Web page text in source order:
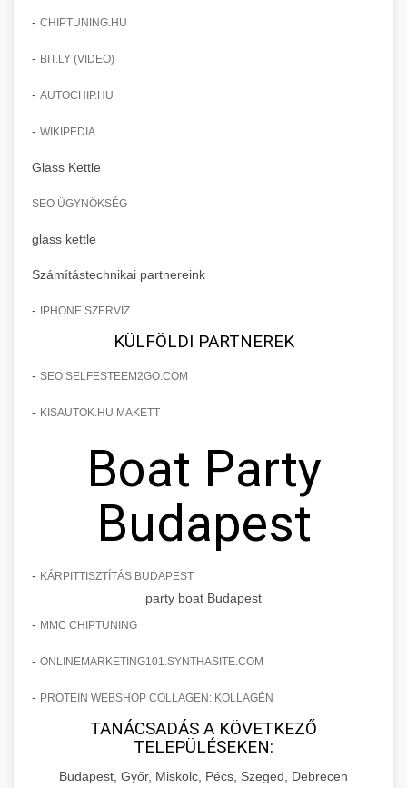
- CHIPTUNING.HU
- BIT.LY (VIDEO)
- AUTOCHIP.HU
- WIKIPEDIA
Glass Kettle
SEO ÜGYNÖKSÉG
glass kettle
Számítástechnikai partnereink
- IPHONE SZERVIZ
KÜLFÖLDI PARTNEREK
- SEO SELFESTEEM2GO.COM
- KISAUTOK.HU MAKETT
Boat Party
Budapest
- KÁRPITTISZTÍTÁS BUDAPEST
party boat Budapest
- MMC CHIPTUNING
- ONLINEMARKETING101.SYNTHASITE.COM
- PROTEIN WEBSHOP COLLAGEN: KOLLAGÉN
TANÁCSADÁS A KÖVETKEZŐ
TELEPÜLÉSEKEN:
Budapest, Győr, Miskolc, Pécs, Szeged, Debrecen